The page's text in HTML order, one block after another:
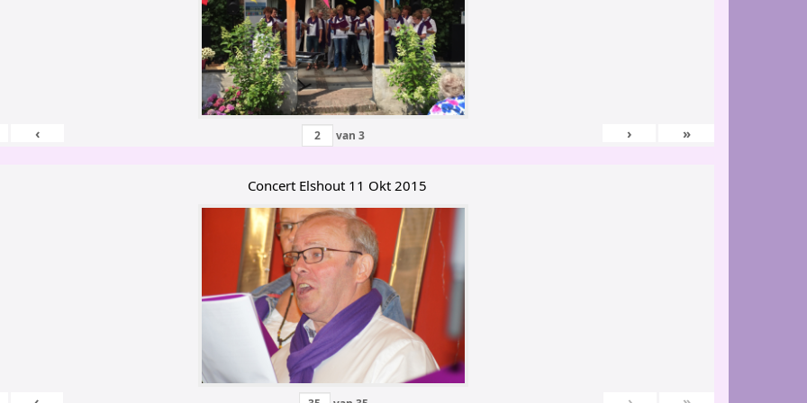
‹ van3 › »
Concert Elshout 11 Okt 2015